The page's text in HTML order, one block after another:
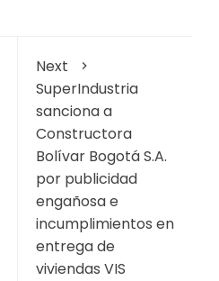
Next
SuperIndustria
sanciona a
Constructora
Bolívar Bogotá S.A.
por publicidad
engañosa e
incumplimientos en
entrega de
viviendas VIS